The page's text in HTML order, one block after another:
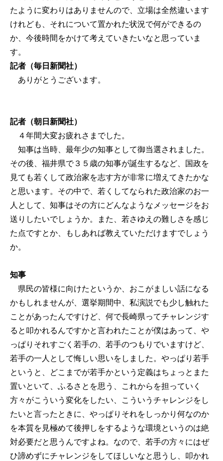
たように変わりはありませんので、立場は全然違います
けれども、それについて置かれた状況で何ができるの
か、今後時間をかけて考えていきたいなと思っていま
す。
記者（毎日新聞社）
ありがとうございます。
記者（朝日新聞社）
４年間大変お疲れさまでした。
知事は当時、最年少の知事として御当選されました。
その後、福井県で３５歳の知事が誕生するなど、国政を
見ても若くして政治家を志す方が非常に増えてきたかな
と思います。その中で、若くしてなられた政治家のお一
人として、知事はその方にどんなようなメッセージをお
送りしたいでしょうか。また、若さゆえの難しさを感じ
た点ですとか、もしあれば教えていただけますでしょう
か。
知事
県民の皆様に向けたというか、おこがましい話になる
かもしれませんが、選挙期間中、私演説でも少し触れた
ことがあったんですけど、何で長崎県ってチャレンジす
ると叩かれるんですかと言われたことが僕はあって、や
っぱりそれすごく若手の、若手のつもりでいますけど、
若手の一人として悔しい思いをしました。やっぱり若手
というと、どこまでが若手かという定義はちょっとまた
置いといて、ふるさとを思う、これからを担っていく
方々がこういう変化をしたい、こういうチャレンジをし
たいと言ったときに、やっぱりそれをしっかり何なのか
を本質を見極めて後押しをするような環境というのは絶
対必要だと思うんですよね。なので、若手の方々にはぜ
ひ諦めずにチャレンジをしてほしいなと思うし、叩かれ